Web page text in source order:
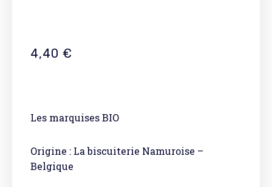
4,40 €
Les marquises BIO
Origine : La biscuiterie Namuroise –
Belgique